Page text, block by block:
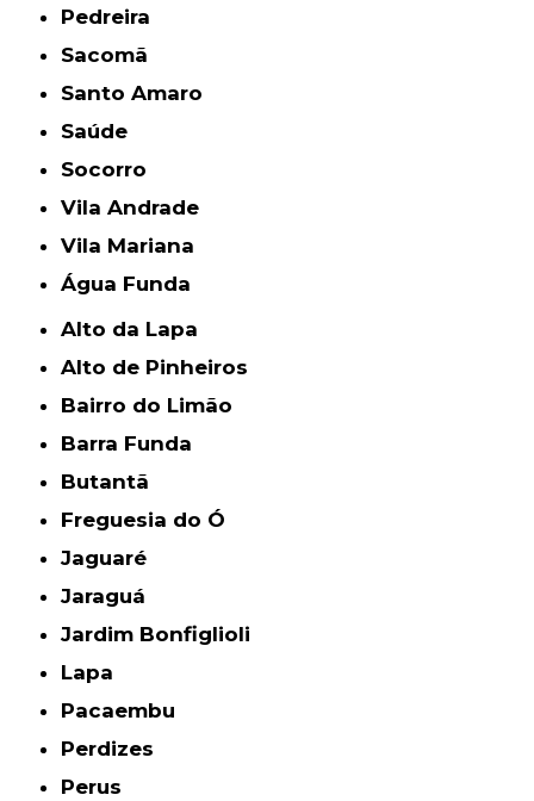
Pedreira
Sacomã
Santo Amaro
Saúde
Socorro
Vila Andrade
Vila Mariana
Água Funda
Alto da Lapa
Alto de Pinheiros
Bairro do Limão
Barra Funda
Butantã
Freguesia do Ó
Jaguaré
Jaraguá
Jardim Bonfiglioli
Lapa
Pacaembu
Perdizes
Perus